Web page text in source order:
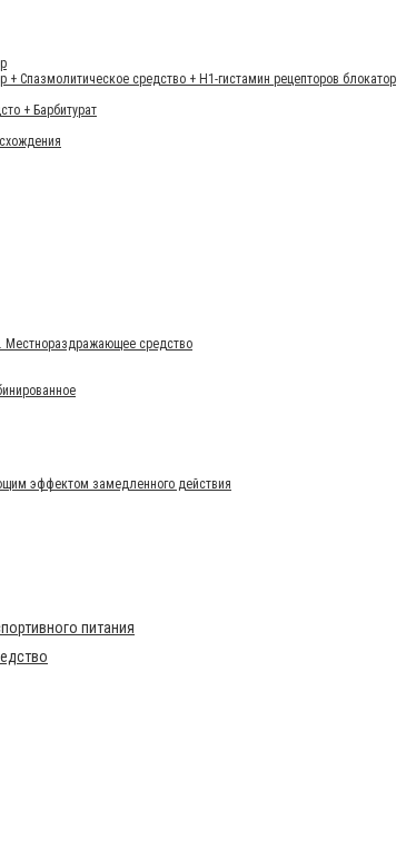
Спазмолитическое средство + H1-гистамин рецепторов блокатор
+ Барбитурат
Местнораздражающее средство
эффектом замедленного действия
питания